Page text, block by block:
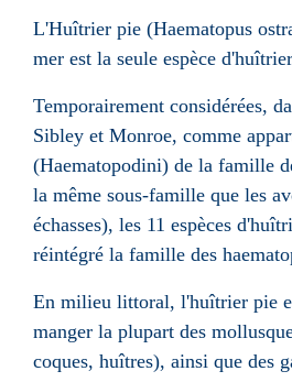
L'Huîtrier pie (Haematopus
mer est la seule espèce
Temporairement considérées,
Sibley et Monroe, comme
(Haematopodini) de la famille
la même sous-famille que les
échasses), les 11 espèces
réintégré la famille des
En milieu littoral, l'huîtrier pie
manger la plupart des
coques, huîtres), ainsi que des